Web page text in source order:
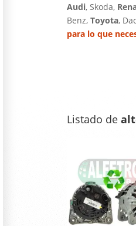
Audi, Skoda,
Benz,Toyota,
para lo que
Listado de